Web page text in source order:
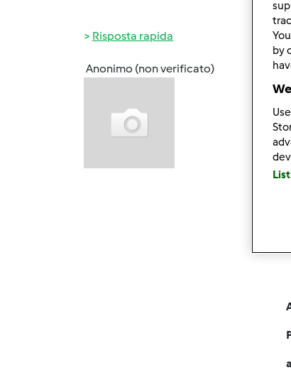
Risposta rapida
Anonimo (non verificato)
by